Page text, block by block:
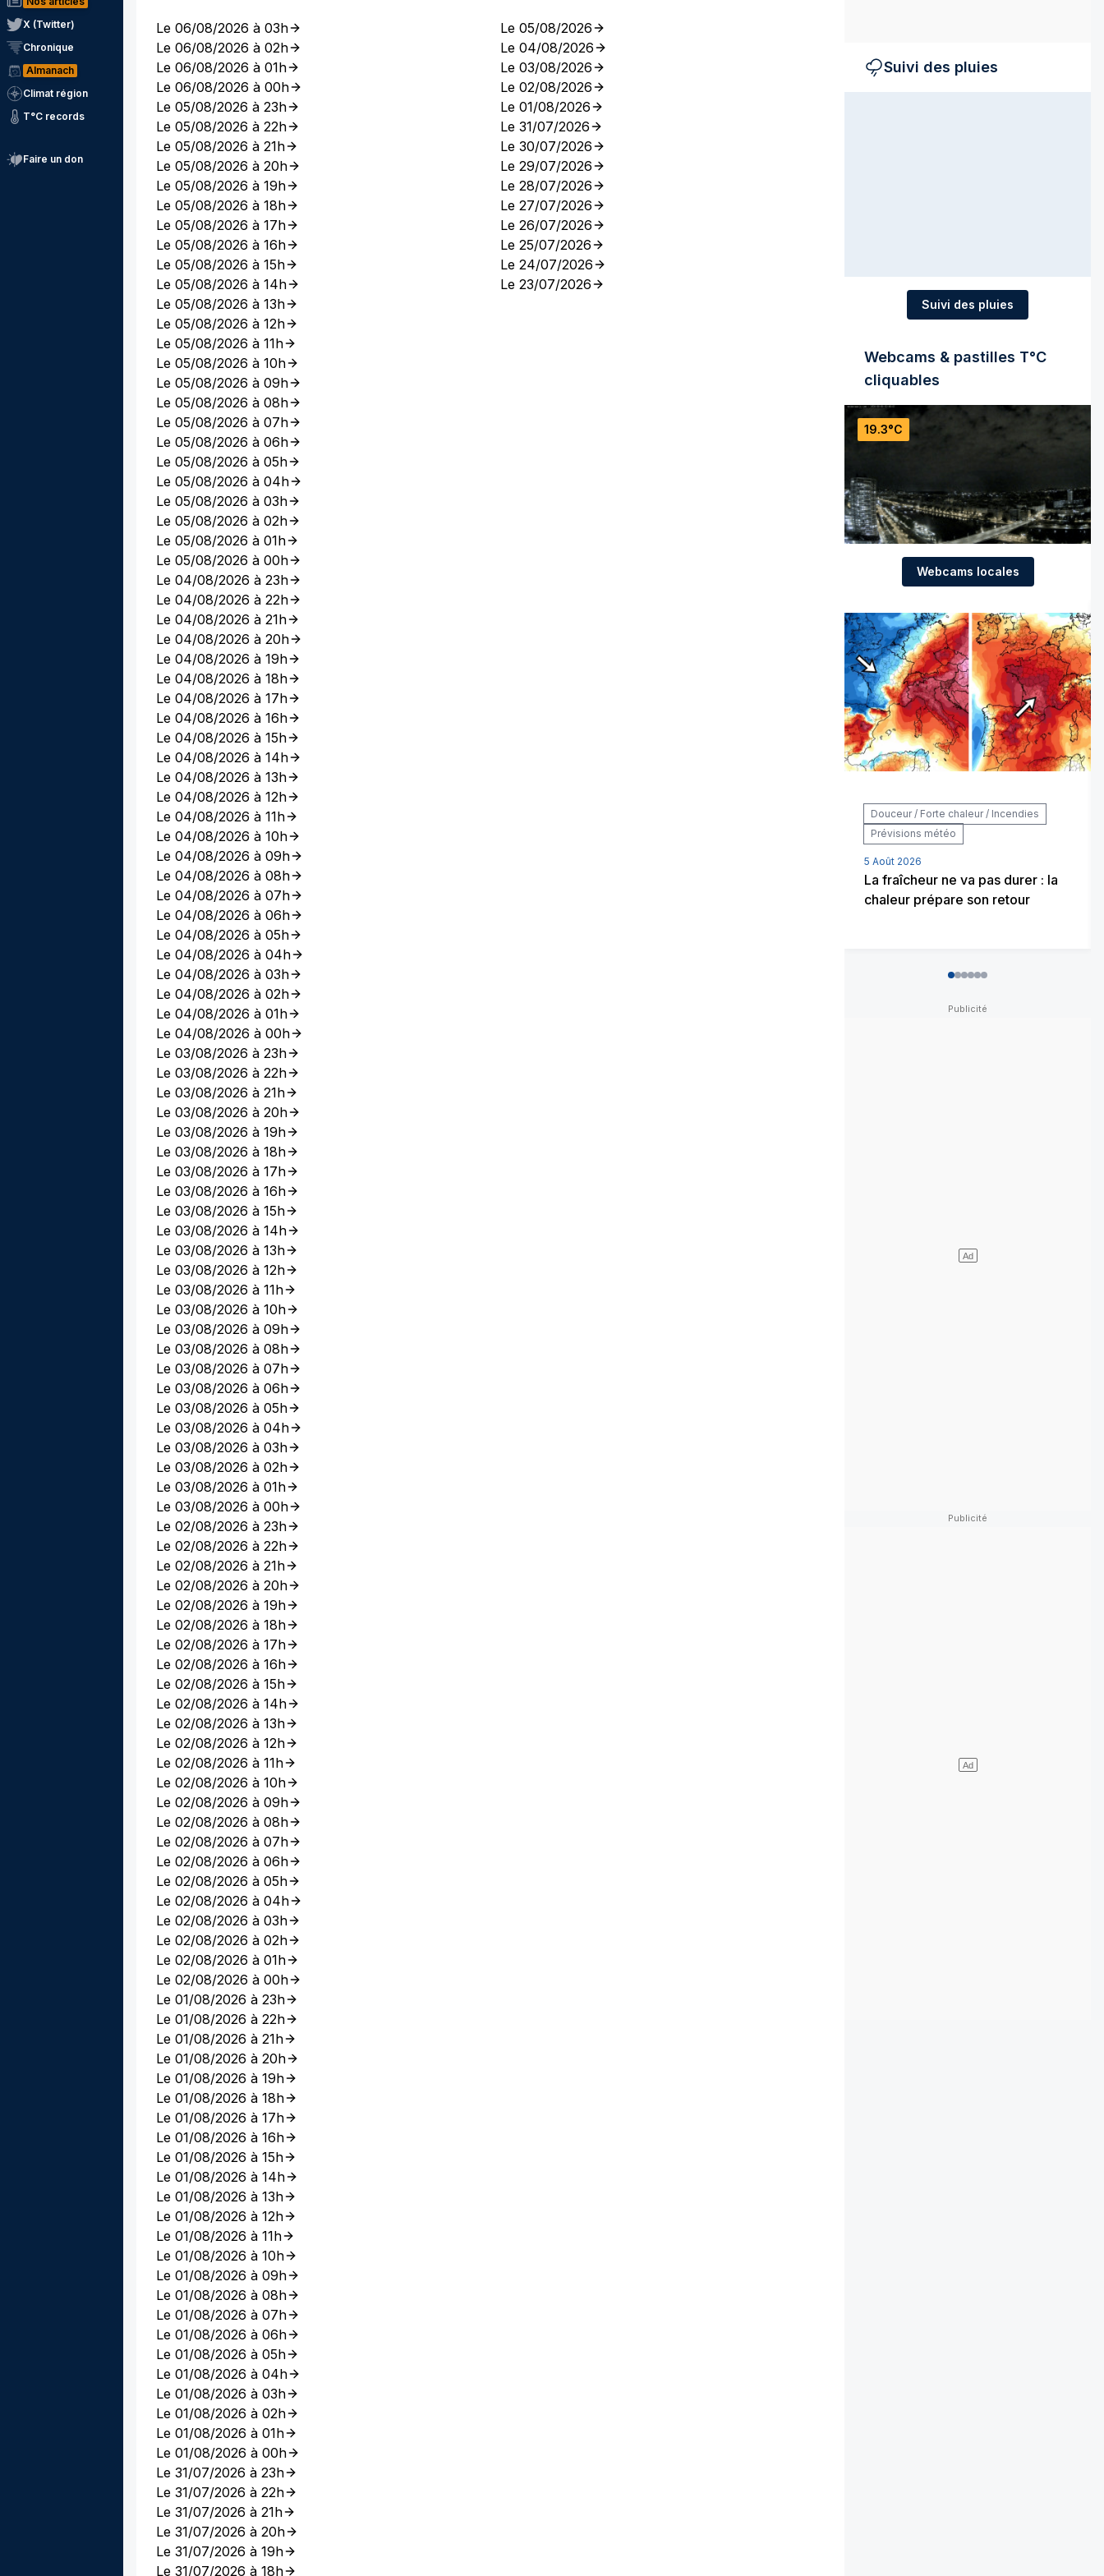
X (Twitter)
Chronique
Almanach
Climat région
T°C records
Faire un don
Le 06/08/2026 à 03h
Le 06/08/2026 à 02h
Le 06/08/2026 à 01h
Le 06/08/2026 à 00h
Le 05/08/2026 à 23h
Le 05/08/2026 à 22h
Le 05/08/2026 à 21h
Le 05/08/2026 à 20h
Le 05/08/2026 à 19h
Le 05/08/2026 à 18h
Le 05/08/2026 à 17h
Le 05/08/2026 à 16h
Le 05/08/2026 à 15h
Le 05/08/2026 à 14h
Le 05/08/2026 à 13h
Le 05/08/2026 à 12h
Le 05/08/2026 à 11h
Le 05/08/2026 à 10h
Le 05/08/2026 à 09h
Le 05/08/2026 à 08h
Le 05/08/2026 à 07h
Le 05/08/2026 à 06h
Le 05/08/2026 à 05h
Le 05/08/2026 à 04h
Le 05/08/2026 à 03h
Le 05/08/2026 à 02h
Le 05/08/2026 à 01h
Le 05/08/2026 à 00h
Le 04/08/2026 à 23h
Le 04/08/2026 à 22h
Le 04/08/2026 à 21h
Le 04/08/2026 à 20h
Le 04/08/2026 à 19h
Le 04/08/2026 à 18h
Le 04/08/2026 à 17h
Le 04/08/2026 à 16h
Le 04/08/2026 à 15h
Le 04/08/2026 à 14h
Le 04/08/2026 à 13h
Le 04/08/2026 à 12h
Le 04/08/2026 à 11h
Le 04/08/2026 à 10h
Le 04/08/2026 à 09h
Le 04/08/2026 à 08h
Le 04/08/2026 à 07h
Le 04/08/2026 à 06h
Le 04/08/2026 à 05h
Le 04/08/2026 à 04h
Le 04/08/2026 à 03h
Le 04/08/2026 à 02h
Le 04/08/2026 à 01h
Le 04/08/2026 à 00h
Le 03/08/2026 à 23h
Le 03/08/2026 à 22h
Le 03/08/2026 à 21h
Le 03/08/2026 à 20h
Le 03/08/2026 à 19h
Le 03/08/2026 à 18h
Le 03/08/2026 à 17h
Le 03/08/2026 à 16h
Le 03/08/2026 à 15h
Le 03/08/2026 à 14h
Le 03/08/2026 à 13h
Le 03/08/2026 à 12h
Le 03/08/2026 à 11h
Le 03/08/2026 à 10h
Le 03/08/2026 à 09h
Le 03/08/2026 à 08h
Le 03/08/2026 à 07h
Le 03/08/2026 à 06h
Le 03/08/2026 à 05h
Le 03/08/2026 à 04h
Le 03/08/2026 à 03h
Le 03/08/2026 à 02h
Le 03/08/2026 à 01h
Le 03/08/2026 à 00h
Le 02/08/2026 à 23h
Le 02/08/2026 à 22h
Le 02/08/2026 à 21h
Le 02/08/2026 à 20h
Le 02/08/2026 à 19h
Le 02/08/2026 à 18h
Le 02/08/2026 à 17h
Le 02/08/2026 à 16h
Le 02/08/2026 à 15h
Le 02/08/2026 à 14h
Le 02/08/2026 à 13h
Le 02/08/2026 à 12h
Le 02/08/2026 à 11h
Le 02/08/2026 à 10h
Le 02/08/2026 à 09h
Le 02/08/2026 à 08h
Le 02/08/2026 à 07h
Le 02/08/2026 à 06h
Le 02/08/2026 à 05h
Le 02/08/2026 à 04h
Le 02/08/2026 à 03h
Le 02/08/2026 à 02h
Le 02/08/2026 à 01h
Le 02/08/2026 à 00h
Le 01/08/2026 à 23h
Le 01/08/2026 à 22h
Le 01/08/2026 à 21h
Le 01/08/2026 à 20h
Le 01/08/2026 à 19h
Le 01/08/2026 à 18h
Le 01/08/2026 à 17h
Le 01/08/2026 à 16h
Le 01/08/2026 à 15h
Le 01/08/2026 à 14h
Le 01/08/2026 à 13h
Le 01/08/2026 à 12h
Le 01/08/2026 à 11h
Le 01/08/2026 à 10h
Le 01/08/2026 à 09h
Le 01/08/2026 à 08h
Le 01/08/2026 à 07h
Le 01/08/2026 à 06h
Le 01/08/2026 à 05h
Le 01/08/2026 à 04h
Le 01/08/2026 à 03h
Le 01/08/2026 à 02h
Le 01/08/2026 à 01h
Le 01/08/2026 à 00h
Le 31/07/2026 à 23h
Le 31/07/2026 à 22h
Le 31/07/2026 à 21h
Le 31/07/2026 à 20h
Le 31/07/2026 à 19h
Le 31/07/2026 à 18h
Le 05/08/2026
Le 04/08/2026
Le 03/08/2026
Le 02/08/2026
Le 01/08/2026
Le 31/07/2026
Le 30/07/2026
Le 29/07/2026
Le 28/07/2026
Le 27/07/2026
Le 26/07/2026
Le 25/07/2026
Le 24/07/2026
Le 23/07/2026
Suivi des pluies
Suivi des pluies
Webcams & pastilles T°C
cliquables
19.3°C
Webcams locales
Douceur / Forte chaleur / Incendies
Prévisions météo
5 Août 2026
La fraîcheur ne va pas durer : la
chaleur prépare son retour
012345